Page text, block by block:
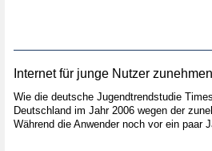
Internet für junge Nutzer
Wie die deutsche Jugendtrendstudie
Deutschland im Jahr 2006 wegen der
Während die Anwender noch vor ein paar